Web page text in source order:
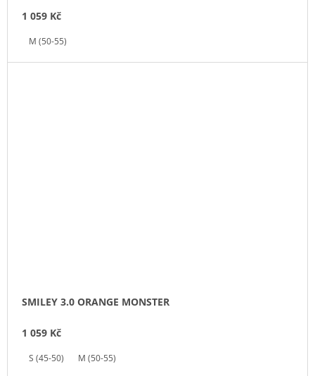
1 059 Kč
M (50-55)
SMILEY 3.0 ORANGE MONSTER
1 059 Kč
S (45-50) M (50-55)